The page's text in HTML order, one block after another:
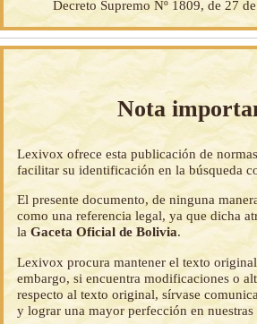
Decreto Supremo Nº 1809, de 27
Nota
Lexivox ofrece esta publicación de
facilitar su identificación en la búsqueda
El presente documento, de ninguna
como una referencia legal, ya que dicha
laGaceta Oficial de Bolivia.
Lexivox procura mantener el texto
embargo, si encuentra modificaciones o
respecto al texto original, sírvase
y lograr una mayor perfección en